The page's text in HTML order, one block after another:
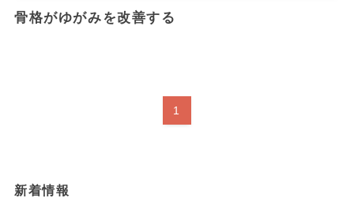
骨格がゆがみを改善する
1
新着情報